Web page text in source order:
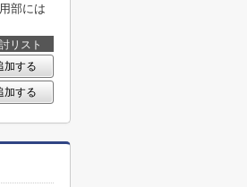
部には
リスト
加する
加する